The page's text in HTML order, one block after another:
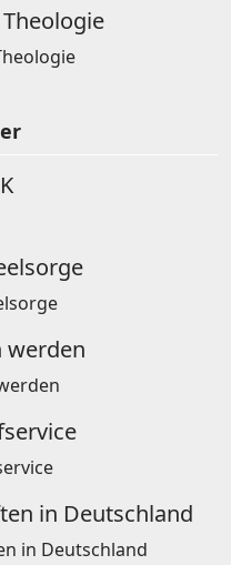
in Deutschland